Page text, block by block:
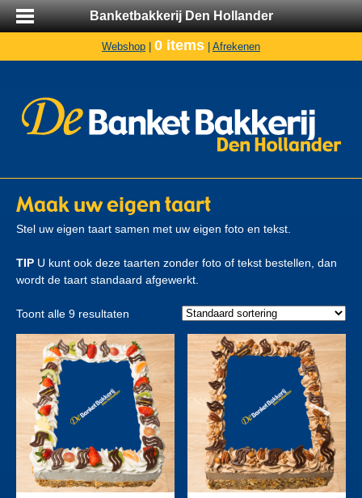
Banketbakkerij Den Hollander
Webshop 0 items Afrekenen
Maak uw eigen taart
Stel uw eigen taart samen met uw eigen foto en tekst.
TIP U kunt ook deze taarten zonder foto of tekst bestellen, dan
wordt de taart standaard afgewerkt.
Toont alle 9 resultaten